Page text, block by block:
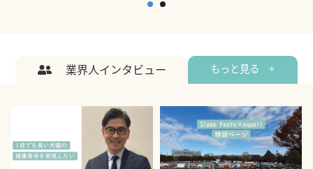
業界人インタビュー もっと見る +